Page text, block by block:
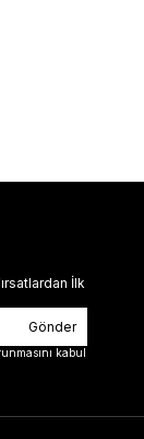
İlk
Gönder
kabul